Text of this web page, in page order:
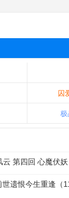
囚
极
云 第四回 心魔伏妖
世遗恨今生重逢（